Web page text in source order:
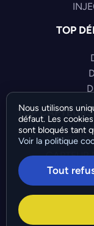
TOP
TOP
CAPTEUR
CAPTEUR
©Bresch SAS -
Nous utilisons
défaut. Les
sont bloqués tant
Voir la politique
Tout